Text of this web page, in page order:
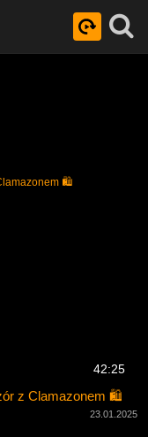
42:25
z Clamazonem 🛍️
23.01.2025